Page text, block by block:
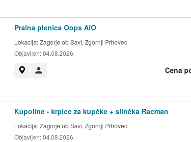
Pralna plenica Oops AIO
Lokacija:Zagorje ob Savi, Zgornji Prhovec
Objavljen:04.08.2026.
Cena
Kupoline - krpice za kupčke + slinčka Racman
Lokacija:Zagorje ob Savi, Zgornji Prhovec
Objavljen:04.08.2026.